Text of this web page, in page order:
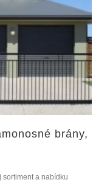
brány,
sortiment a nabídku